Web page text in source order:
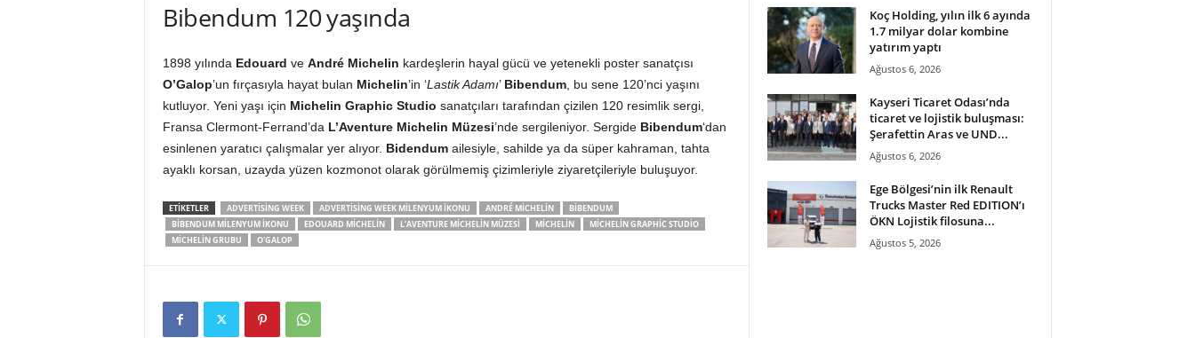
Bibendum 120 yaşında
1898 yılında Edouard ve André Michelin kardeşlerin hayal gücü ve yetenekli poster sanatçısı
O’Galop’un fırçasıyla hayat bulan Michelin’in ‘Lastik Adamı’ Bibendum, bu sene 120’nci yaşını
kutluyor. Yeni yaşı için Michelin Graphic Studio sanatçıları tarafından çizilen 120 resimlik sergi,
Fransa Clermont-Ferrand’da L’Aventure Michelin Müzesi’nde sergileniyor. Sergide Bibendum‘dan
esinlenen yaratıcı çalışmalar yer alıyor. Bidendumailesiyle, sahilde ya da süper kahraman, tahta
ayaklı korsan, uzayda yüzen kozmonot olarak görülmemiş çizimleriyle ziyaretçileriyle buluşuyor.
ETIKETLER ADVERTISING WEEK ADVERTISING WEEK MILENYUM IKONU ANDRÉ MICHELIN
BIBENDUM
BIBENDUM MILENYUM IKONU
EDOUARD MICHELIN L’AVENTURE MICHELIN MÜZESI MICHELIN
MICHELIN GRAPHIC STUDIO
MICHELIN GRUBU
O'GALOP
Koç Holding, yılın ilk 6 ayında
1.7 milyar dolar kombine
yatırım yaptı
Ağustos 6, 2026
Kayseri Ticaret Odası’nda
ticaret ve lojistik buluşması:
Şerafettin Aras ve UND...
Ağustos 6, 2026
Ege Bölgesi’nin ilk Renault
Trucks Master Red EDITION’ı
ÖKN Lojistik filosuna...
Ağustos 5, 2026